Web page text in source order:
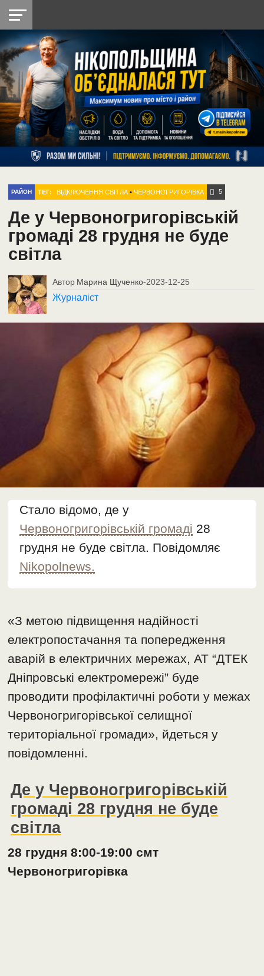
НІКОПОЛЬ
РАЙОН
СІЧЕСЛАВСЬКА
УКРАЇНА
РЕТРО
НІКОПОЛЬ
ЛАЙТ
УКРАЇНА
ДОПОМОГА
РАДІО
РАЙОН ТЕГ: ВІДКЛЮЧЕННЯ СВІТЛА •ЧЕРВОНОГРИГОРІВКА 5
Де у Червоногригорівській
громаді 28 грудня не буде
світла
Автор Марина Щученко-2023-12-25
Журналіст
Стало відомо, де у
Червоногригорівській громаді 28
грудня не буде світла. Повідомляє
Nikopolnews.
«З метою підвищення надійності
електропостачання та попередження
аварій в електричних мережах, АТ “ДТЕК
Дніпровські електромережі” буде
проводити профілактичні роботи у межах
Чepвoнoгpигopівської селищної
територіальної громади», йдеться у
повідомленні.
Де у Червоногригорівській
громаді 28 грудня не буде
світла
28 грудня 8:00-19:00 смт
Червоногригорівка